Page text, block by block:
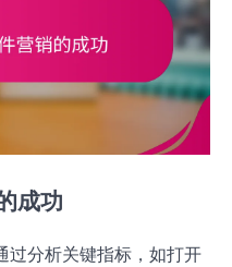
成功
过分析关键指标，如打开